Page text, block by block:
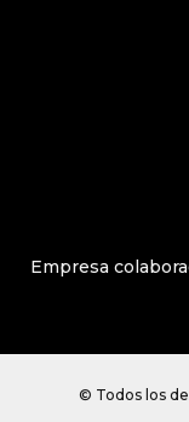
Empresa
© Todos los